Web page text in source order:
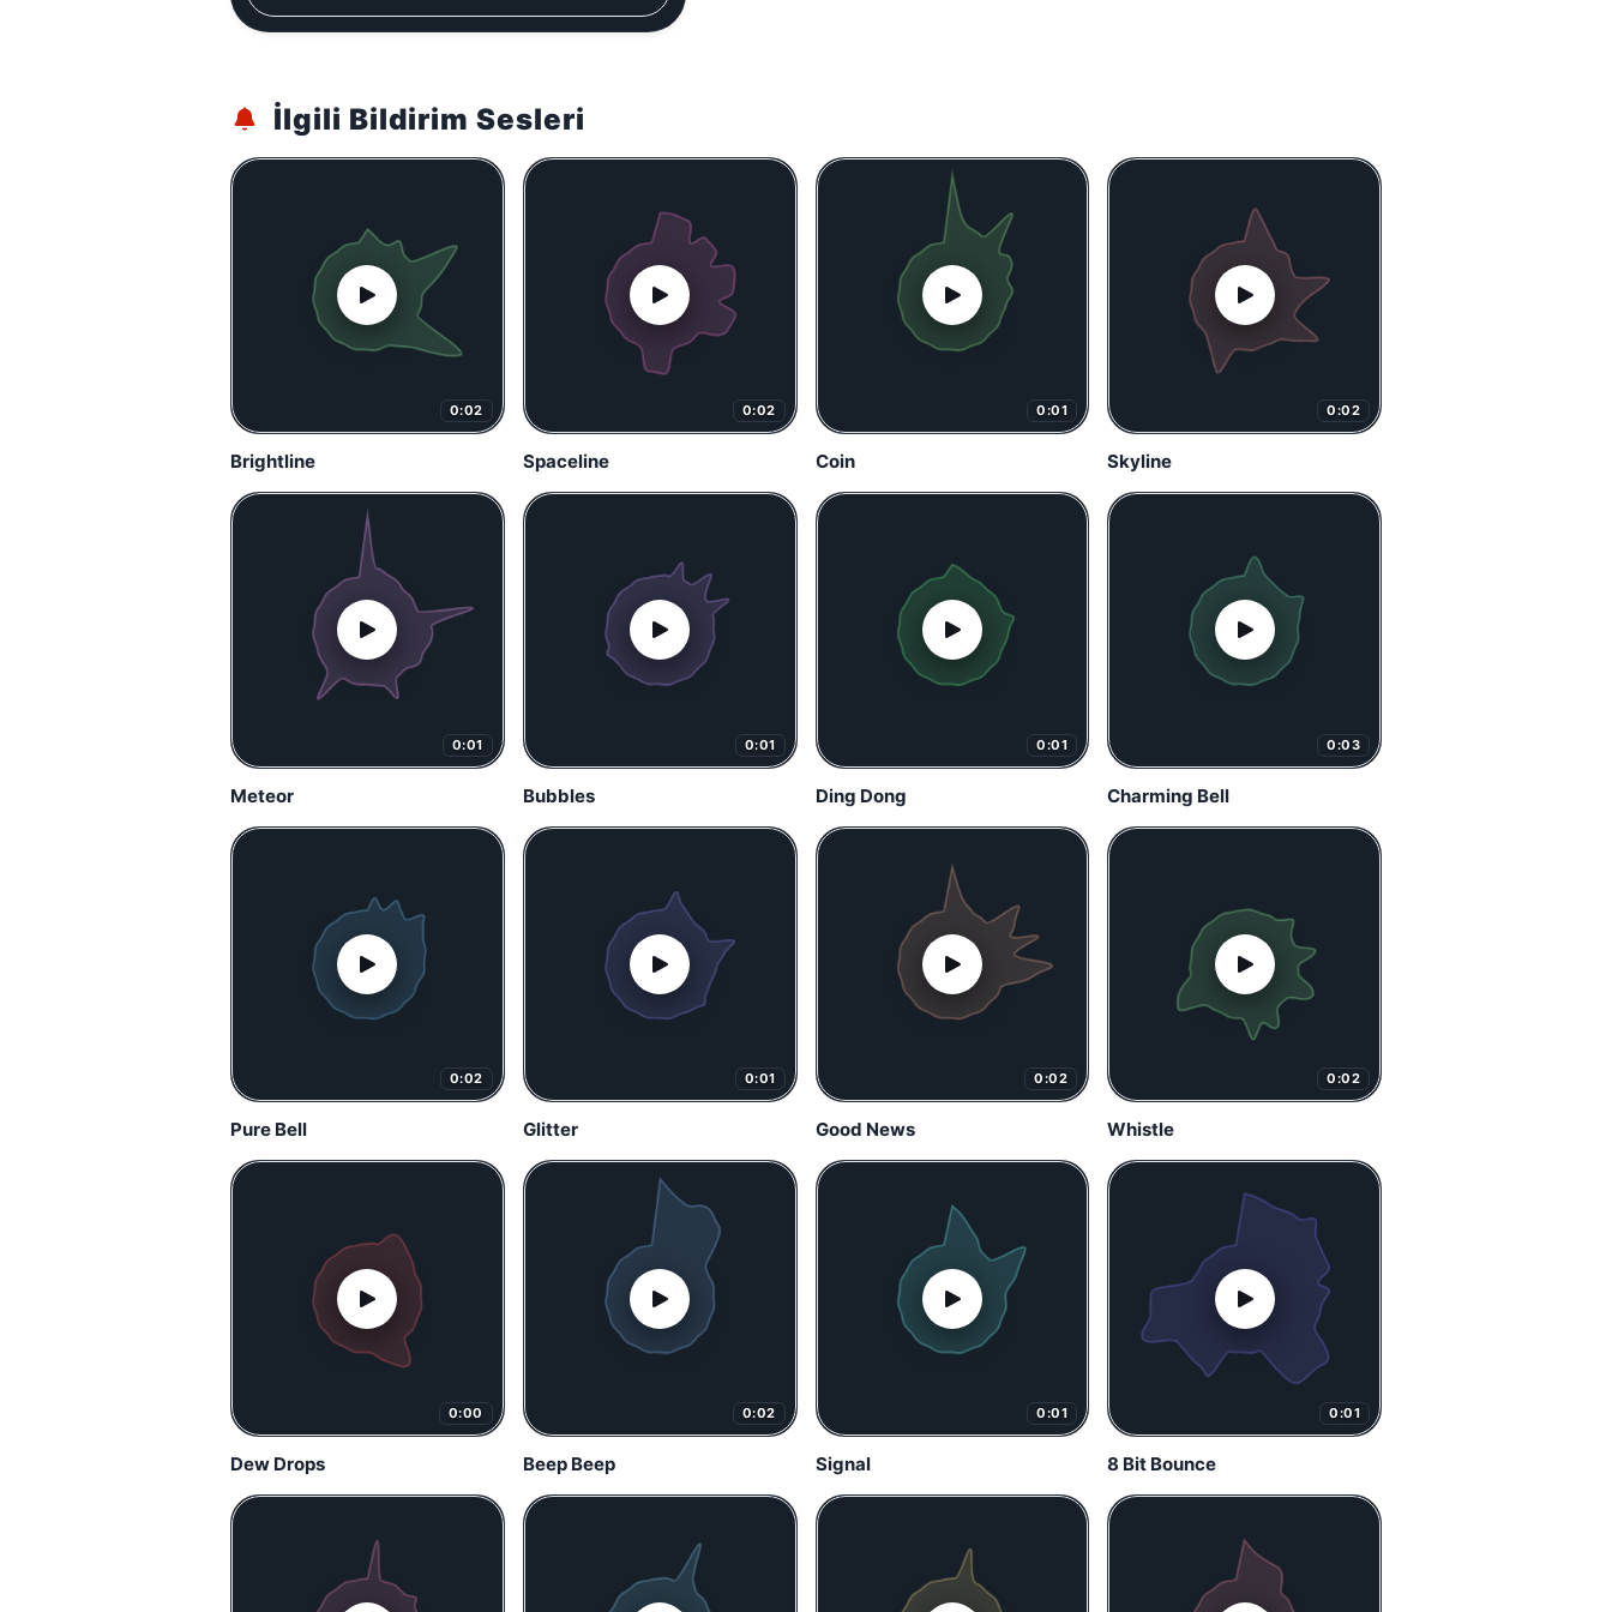
İlgili Bildirim Sesleri
0:02
Brightline
0:02
Spaceline
0:01
Coin
0:02
Skyline
0:01
Meteor
0:01
Bubbles
0:01
Ding Dong
0:03
Charming Bell
0:02
Pure Bell
0:01
Glitter
0:02
Good News
0:02
Whistle
0:00
Dew Drops
0:02
Beep Beep
0:01
Signal
0:01
8 Bit Bounce